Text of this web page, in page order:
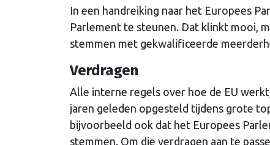
In een handreiking naar het Europees
Parlement te steunen. Dat klinkt mooi,
stemmen met gekwalificeerde
Verdragen
Alle interne regels over hoe de EU
jaren geleden opgesteld tijdens grote
bijvoorbeeld ook dat het Europees
stemmen. Om die verdragen aan te